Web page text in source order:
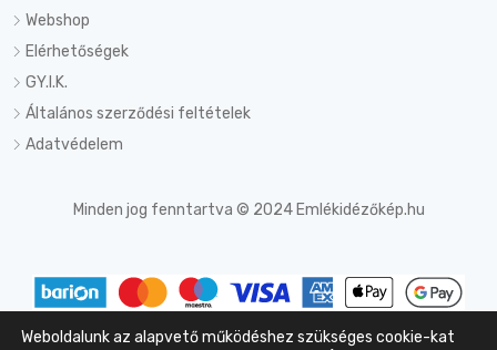
Webshop
Elérhetőségek
GY.I.K.
Általános szerződési feltételek
Adatvédelem
Minden jog fenntartva © 2024 Emlékidézőkép.hu
Weboldalunk az alapvető működéshez szükséges cookie-kat